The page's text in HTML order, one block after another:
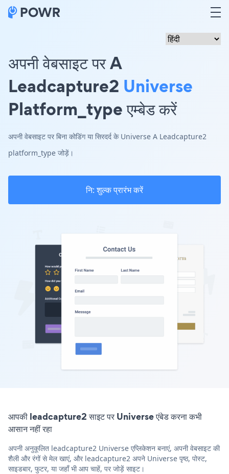
अपनी वेबसाइट पर A
Leadcapture2 Universe
Platform_type एम्बेड करें
अपनी वेबसाइट पर बिना कोडिंग या सिरदर्द के Universe A Leadcapture2
platform_type जोड़ें।
नि: शुल्क प्रारंभ करें
आपकी leadcapture2 साइट पर Universe एंबेड करना कभी
आसान नहीं रहा
अपनी अनुकूलित leadcapture2 Universe एप्लिकेशन बनाएं, अपनी वेबसाइट की
शैली और रंगों से मेल खाएं, और leadcapture2 अपने Universe पृष्ठ, पोस्ट,
साइडबार, फुटर, या जहाँ भी आप चाहें, पर जोड़ें साइट।